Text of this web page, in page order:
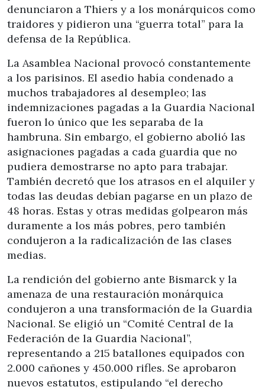
denunciaron a Thiers y a los monárquicos como
traidores y pidieron una “guerra total” para la
defensa de la República.
La Asamblea Nacional provocó constantemente
a los parisinos. El asedio había condenado a
muchos trabajadores al desempleo; las
indemnizaciones pagadas a la Guardia Nacional
fueron lo único que les separaba de la
hambruna. Sin embargo, el gobierno abolió las
asignaciones pagadas a cada guardia que no
pudiera demostrarse no apto para trabajar.
También decretó que los atrasos en el alquiler y
todas las deudas debían pagarse en un plazo de
48 horas. Estas y otras medidas golpearon más
duramente a los más pobres, pero también
condujeron a la radicalización de las clases
medias.
La rendición del gobierno ante Bismarck y la
amenaza de una restauración monárquica
condujeron a una transformación de la Guardia
Nacional. Se eligió un “Comité Central de la
Federación de la Guardia Nacional”,
representando a 215 batallones equipados con
2.000 cañones y 450.000 rifles. Se aprobaron
nuevos estatutos, estipulando “el derecho